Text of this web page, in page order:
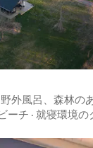
外風呂、森林の
ビーチ · 就寝環境の